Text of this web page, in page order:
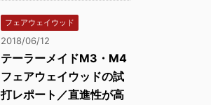
フェアウェイウッド
2018/06/12
テーラーメイドM3・M4
フェアウェイウッドの試
打レポート／直進性が高